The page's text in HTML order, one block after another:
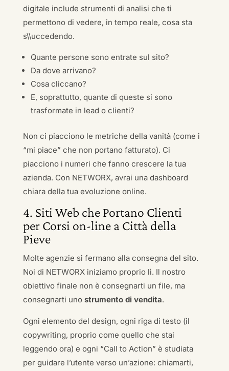
digitale include strumenti di analisi che ti
permettono di vedere, in tempo reale, cosa sta
s\\uccedendo.
Quante persone sono entrate sul sito?
Da dove arrivano?
Cosa cliccano?
E, soprattutto, quante di queste si sono
trasformate in lead o clienti?
Non ci piacciono le metriche della vanità (come i
“mi piace” che non portano fatturato). Ci
piacciono i numeri che fanno crescere la tua
azienda. Con NETWORX, avrai una dashboard
chiara della tua evoluzione online.
4. Siti Web che Portano Clienti
per Corsi on-line a Città della
Pieve
Molte agenzie si fermano alla consegna del sito.
Noi di NETWORX iniziamo proprio lì. Il nostro
obiettivo finale non è consegnarti un file, ma
consegnarti uno strumento di vendita.
Ogni elemento del design, ogni riga di testo (il
copywriting, proprio come quello che stai
leggendo ora) e ogni “Call to Action” è studiata
per guidare l’utente verso un’azione: chiamarti,